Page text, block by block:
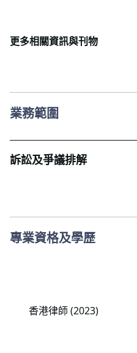
更多相關資訊與刊物
業務範圍
訴訟及爭議排解
專業資格及學歷
香港律師 (2023)